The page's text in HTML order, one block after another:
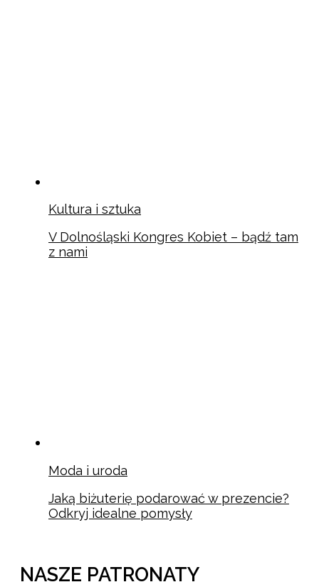
Kultura i sztuka
V Dolnośląski Kongres Kobiet – bądź tam
z nami
Moda i uroda
Jaką biżuterię podarować w prezencie?
Odkryj idealne pomysły
NASZE PATRONATY